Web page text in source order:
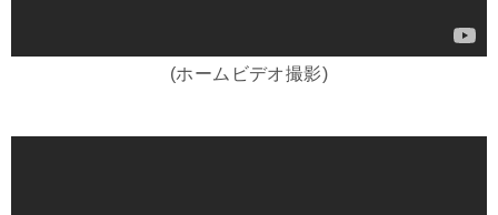
(ホームビデオ撮影)